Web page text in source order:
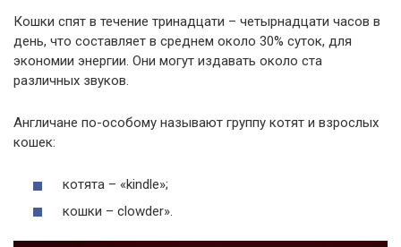
Кошки спят в течение тринадцати – четырнадцати часов в
день, что составляет в среднем около 30% суток, для
экономии энергии. Они могут издавать около ста
различных звуков.
Англичане по-особому называют группу котят и взрослых
кошек:
котята – «kindle»;
кошки – clowder».